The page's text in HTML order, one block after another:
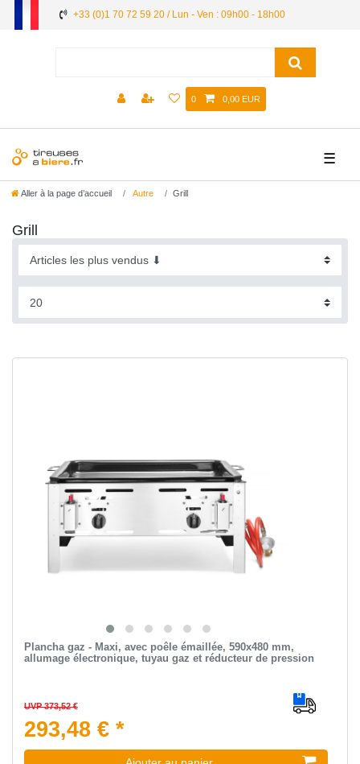
+33 (0)1 70 72 59 20 / Lun - Ven : 09h00 - 18h00
0 0,00 EUR
☰
Aller à la page d’accueil Autre Grill
Grill
Plancha gaz - Maxi, avec poêle émaillée, 590x480 mm,
allumage électronique, tuyau gaz et réducteur de pression
UVP 373,52 €
293,48 € *